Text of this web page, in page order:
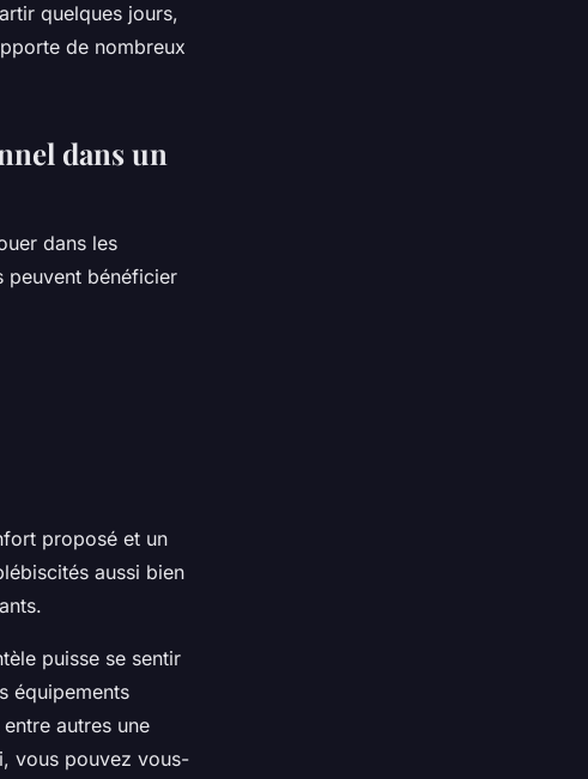
quelques jours,
de nombreux
dans un
dans les
peuvent bénéficier
proposé et un
aussi bien
puisse se sentir
équipements
autres une
vous pouvez vous-